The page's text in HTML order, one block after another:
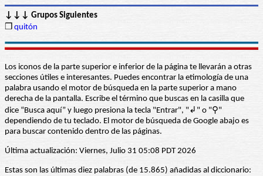
↓↓↓ Grupos Siguientes
❒ quitón
Los iconos de la parte superior e inferior de la página te llevarán a otras
secciones útiles e interesantes. Puedes encontrar la etimología de una
palabra usando el motor de búsqueda en la parte superior a mano
derecha de la pantalla. Escribe el término que buscas en la casilla que
dice “Busca aquí” y luego presiona la tecla "Entrar", "↲" o "⚲"
dependiendo de tu teclado. El motor de búsqueda de Google abajo es
para buscar contenido dentro de las páginas.
Última actualización: Viernes, Julio 31 05:08 PDT 2026
Estas son las últimas diez palabras (de 15.865) añadidas al diccionario: